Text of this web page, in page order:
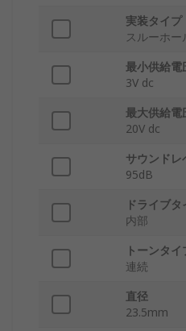
実装タイプ
スルーホー
最小供給電
3V dc
最大供給電
20V dc
サウンドレ
95dB
ドライブタ
内部
トーンタイ
連続
直径
23.5mm